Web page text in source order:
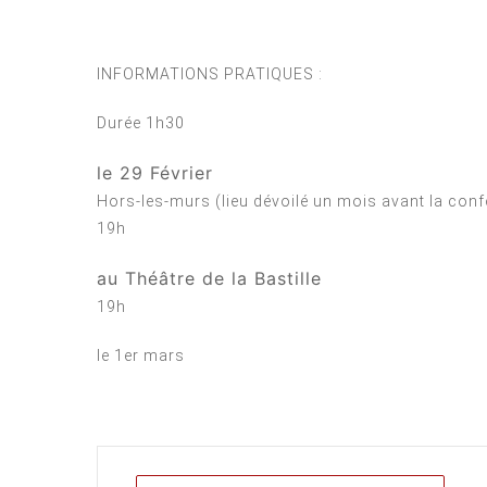
INFORMATIONS PRATIQUES :
Durée 1h30
le 29 Février
Hors-les-murs (lieu dévoilé un mois avant la
19h
au Théâtre de la Bastille
19h
le 1er mars